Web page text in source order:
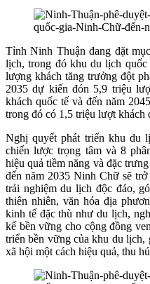
Tỉnh Ninh Thuận đang đặt
lịch, trong đó khu du lịch
lượng khách tăng trưởng đột
2035 dự kiến đón 5,9 triệu
khách quốc tế và đến năm
trong đó có 1,5 triệu lượt khách
Nghị quyết phát triển khu du
chiến lược trọng tâm và 8
hiệu quả tiềm năng và đặc
đến năm 2035 Ninh Chữ sẽ
trải nghiệm du lịch độc đáo,
thiên nhiên, văn hóa địa
kinh tế đặc thù như du lịch,
kế bền vững cho cộng đồng
triển bền vững của khu du lịch,
xã hội một cách hiệu quả, thu